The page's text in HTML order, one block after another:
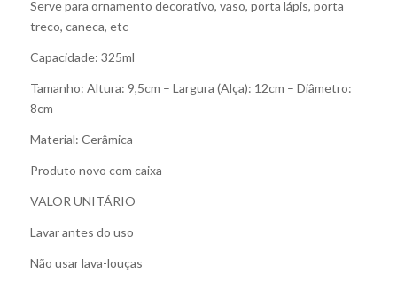
Serve para ornamento decorativo, vaso, porta lápis, porta
treco, caneca, etc
Capacidade: 325ml
Tamanho: Altura: 9,5cm – Largura (Alça): 12cm – Diâmetro:
8cm
Material: Cerâmica
Produto novo com caixa
VALOR UNITÁRIO
Lavar antes do uso
Não usar lava-louças